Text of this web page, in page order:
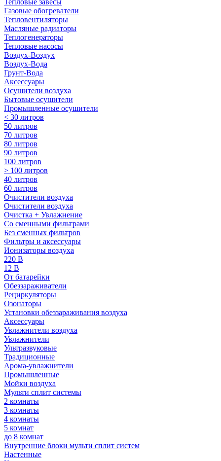
Тепловые завесы
Газовые обогреватели
Тепловентиляторы
Масляные радиаторы
Теплогенераторы
Тепловые насосы
Воздух-Воздух
Воздух-Вода
Грунт-Вода
Аксессуары
Осушители воздуха
Бытовые осушители
Промышленные осушители
< 30 литров
50 литров
70 литров
80 литров
90 литров
100 литров
> 100 литров
40 литров
60 литров
Очистители воздуха
Очистители воздуха
Очистка + Увлажнение
Cо сменными фильтрами
Без сменных фильтров
Фильтры и аксессуары
Ионизаторы воздуха
220 В
12 В
От батарейки
Обеззараживатели
Рециркуляторы
Озонаторы
Установки обеззараживания воздуха
Аксессуары
Увлажнители воздуха
Увлажнители
Ультразвуковые
Традиционные
Арома-увлажнители
Промышленные
Мойки воздуха
Мульти сплит системы
2 комнаты
3 комнаты
4 комнаты
5 комнат
до 8 комнат
Внутренние блоки мульти сплит систем
Настенные